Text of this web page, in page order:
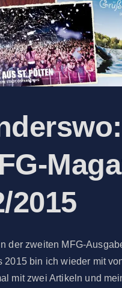
2015
der zweiten MFG-
2015 bin ich wieder mit
mit zwei Artikeln und